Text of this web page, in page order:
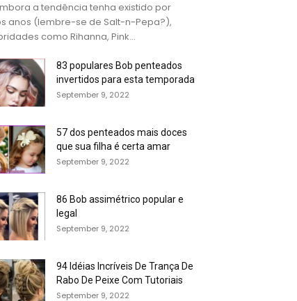
a tendência tenha existido por
anos (lembre-se de Salt-n-Pepa?),
como Rihanna, Pink...
83 populares Bob penteados
invertidos para esta temporada
September 9, 2022
57 dos penteados mais doces
que sua filha é certa amar
September 9, 2022
86 Bob assimétrico popular e
legal
September 9, 2022
94 Idéias Incríveis De Trança De
Rabo De Peixe Com Tutoriais
September 9, 2022